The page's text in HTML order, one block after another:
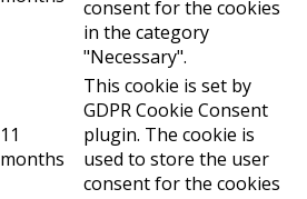
consent for the cookies
in the category
"Necessary".
11
months
This cookie is set by
GDPR Cookie Consent
plugin. The cookie is
used to store the user
consent for the cookies